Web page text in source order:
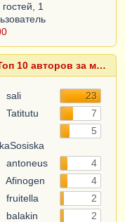
1
10 авторов за месяц
sali
23
Tatitutu
7
5
antoneus
4
Afinogen
4
fruitella
2
balakin
2